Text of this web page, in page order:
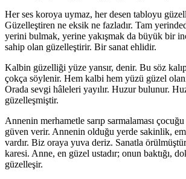
Her ses koroya uymaz, her desen tabloyu
Güzelleştiren ne eksik ne fazladır. Tam
yerini bulmak, yerine yakışmak da büyük bir
sahip olan güzelleştirir. Bir sanat ehlidir.
Kalbin güzelliği yüze yansır, denir. Bu söz
çokça söylenir. Hem kalbi hem yüzü güzel
Orada sevgi hâleleri yayılır. Huzur bulunur.
güzelleşmiştir.
Annenin merhametle sarıp sarmalaması
güven verir. Annenin olduğu yerde sakinlik,
vardır. Biz oraya yuva deriz. Sanatla
karesi. Anne, en güzel ustadır; onun baktığı,
güzelleşir.